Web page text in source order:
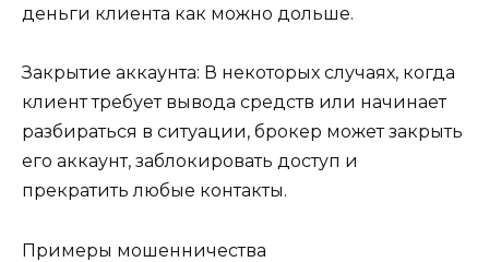
деньги клиента как можно дольше.
Закрытие аккаунта: В некоторых случаях, когда
клиент требует вывода средств или начинает
разбираться в ситуации, брокер может закрыть
его аккаунт, заблокировать доступ и
прекратить любые контакты.
Примеры мошенничества